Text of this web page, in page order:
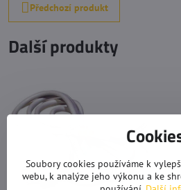
Předchozí produkt
Další produkty
Soubory cookies používáme k
webu, k analýze jeho výkonu a ke